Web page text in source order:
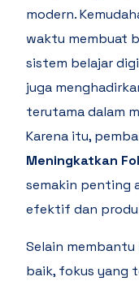
modern.
waktu membuat
sistem belajar
juga
terutama dalam
Karena itu,
Meningkatkan
semakin penting
efektif dan
Selain
baik, fokus yang